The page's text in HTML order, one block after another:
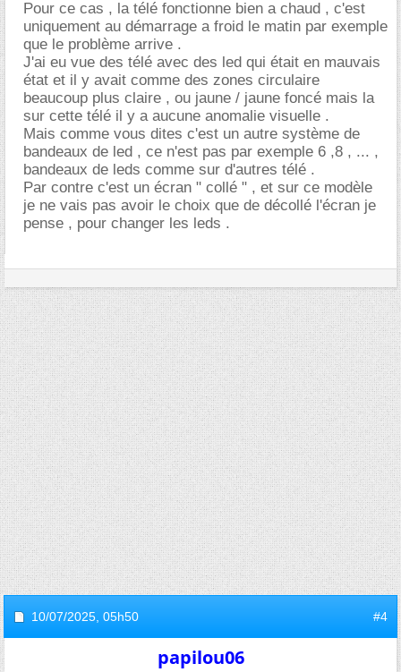
Pour ce cas , la télé fonctionne bien a chaud , c'est
uniquement au démarrage a froid le matin par exemple
que le problème arrive .
J'ai eu vue des télé avec des led qui était en mauvais
état et il y avait comme des zones circulaire
beaucoup plus claire , ou jaune / jaune foncé mais la
sur cette télé il y a aucune anomalie visuelle .
Mais comme vous dites c'est un autre système de
bandeaux de led , ce n'est pas par exemple 6 ,8 , ... ,
bandeaux de leds comme sur d'autres télé .
Par contre c'est un écran " collé " , et sur ce modèle
je ne vais pas avoir le choix que de décollé l'écran je
pense , pour changer les leds .
10/07/2025, 05h50 #4
papilou06